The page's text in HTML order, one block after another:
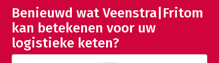
Benieuwd wat Veenstra|Fritom
kan betekenen voor uw
logistieke keten?